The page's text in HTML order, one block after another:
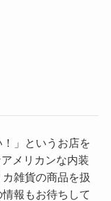
」というお店を
メリカンな内装
雑貨の商品を扱
報もお待ちして